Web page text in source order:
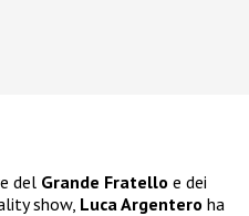
del Grande Fratello e dei
show, Luca Argentero ha